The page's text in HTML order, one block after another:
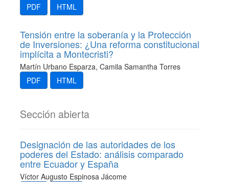
PDF
HTML
Tensión entre la soberanía y la Protección
de Inversiones: ¿Una reforma constitucional
implícita a Montecristi?
Martín Urbano Esparza, Camila Samantha Torres
PDF
HTML
Sección abierta
Designación de las autoridades de los
poderes del Estado: análisis comparado
entre Ecuador y España
Ví­ctor Augusto Espinosa Jácome